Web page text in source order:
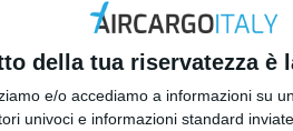
della tua riservatezza è
e/o accediamo a informazioni su
univoci e informazioni standard